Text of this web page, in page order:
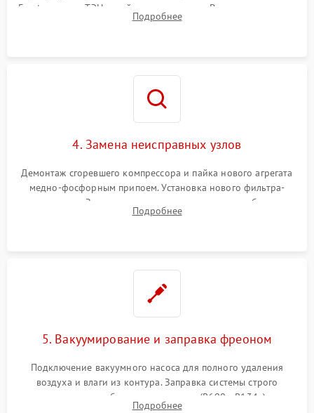
Frost, включая ТЭН оттайки и вентилятор. Ремонт или замена
платы управления при сбоях алгоритмов.
Подробнее
4. Замена неисправных узлов
Демонтаж сгоревшего компрессора и пайка нового агрегата
медно-фосфорным припоем. Установка нового фильтра-
осушителя. Замена изношенных вентиляторов обдува,
сломанных заслонок или поврежденных дверных петель.
Подробнее
5. Вакуумирование и заправка фреоном
Подключение вакуумного насоса для полного удаления
воздуха и влаги из контура. Заправка системы строго
дозированным объемом хладагента (R600a, R134a) по
Подробнее